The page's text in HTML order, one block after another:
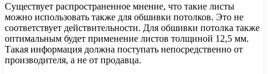
Существует распространенное мнение, что такие листы
можно использовать также для обшивки потолков. Это не
соответствует действительности. Для обшивки потолка также
оптимальным будет применение листов толщиной 12,5 мм.
Такая информация должна поступать непосредственно от
производителя, а не от продавца.